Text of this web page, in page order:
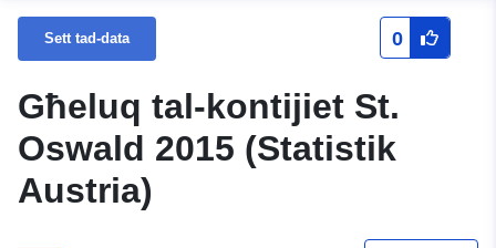
Sett tad-data 0
Għeluq tal-kontijiet St.
Oswald 2015 (Statistik
Austria)